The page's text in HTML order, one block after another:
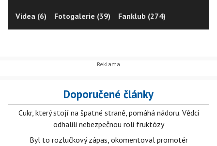
Videa (6) Fotogalerie (39) Fanklub (274)
Doporučené články
Cukr, který stojí na špatné straně, pomáhá nádoru. Vědci
odhalili nebezpečnou roli fruktózy
Byl to rozlučkový zápas, okomentoval promotér